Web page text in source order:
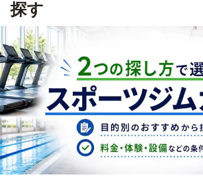
探す